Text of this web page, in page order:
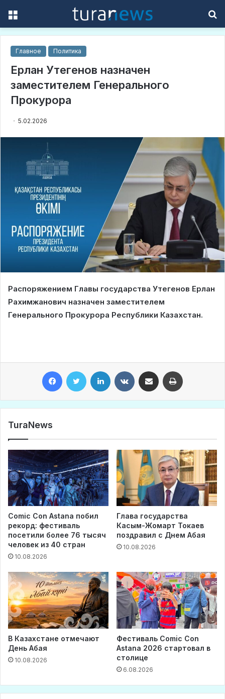
Главное Политика
Ерлан Утегенов назначен
заместителем Генерального
Прокурора
5.02.2026
Распоряжением Главы государства Утегенов Ерлан
Рахимжанович назначен заместителем
Генерального Прокурора Республики Казахстан.
TuraNews
Comic Con Astana побил
рекорд: фестиваль
посетили более 76 тысяч
человек из 40 стран
10.08.2026
Глава государства
Касым-Жомарт Токаев
поздравил с Днем Абая
10.08.2026
В Казахстане отмечают
День Абая
10.08.2026
Фестиваль Comic Con
Astana 2026 стартовал в
столице
6.08.2026